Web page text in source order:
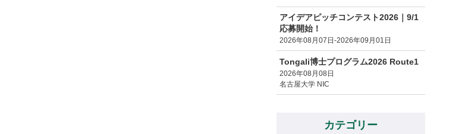
アイデアピッチコンテスト2026｜9/1
応募開始！
2026年08月07日-2026年09月01日
Tongali博士プログラム2026 Route1
2026年08月08日
名古屋大学 NIC
カテゴリー